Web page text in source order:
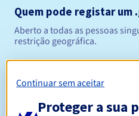
Quem pode registar um
Aberto a todas as pessoas
restrição geográfica.
Continuar sem aceitar
Proteger a sua